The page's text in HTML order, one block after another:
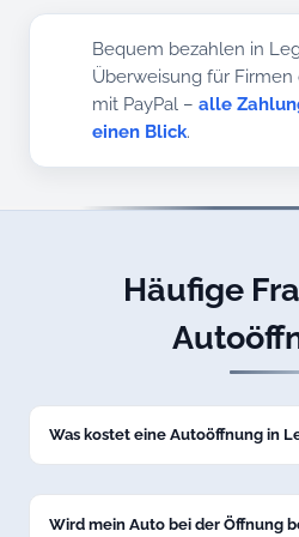
Bequem bezahlen in
Überweisung für
mit PayPal –alle
einen Blick.
Häufige
Was kostet eine Autoöffnung in
Festpreis. Den genauen Preis
bevor wir nach Legau losfahren.
Wird mein Auto bei der Öffnung